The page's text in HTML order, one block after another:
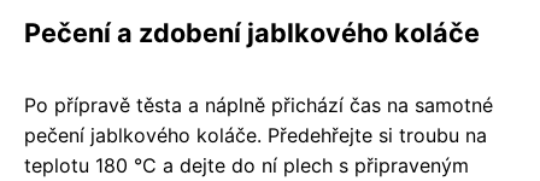
Pečení a zdobení jablkového koláče
Po přípravě těsta a náplně přichází čas na samotné
pečení jablkového koláče. Předehřejte si troubu na
teplotu 180 °C a dejte do ní plech s připraveným